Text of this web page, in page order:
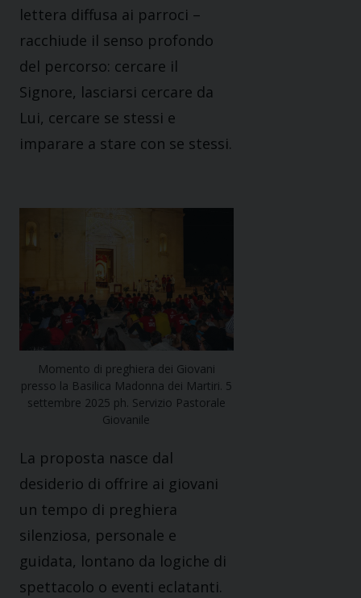
lettera diffusa ai parroci –
racchiude il senso profondo
del percorso: cercare il
Signore, lasciarsi cercare da
Lui, cercare se stessi e
imparare a stare con se stessi.
Momento di preghiera dei Giovani
presso la Basilica Madonna dei Martiri. 5
settembre 2025 ph. Servizio Pastorale
Giovanile
La proposta nasce dal
desiderio di offrire ai giovani
un tempo di preghiera
silenziosa, personale e
guidata, lontano da logiche di
spettacolo o eventi eclatanti.